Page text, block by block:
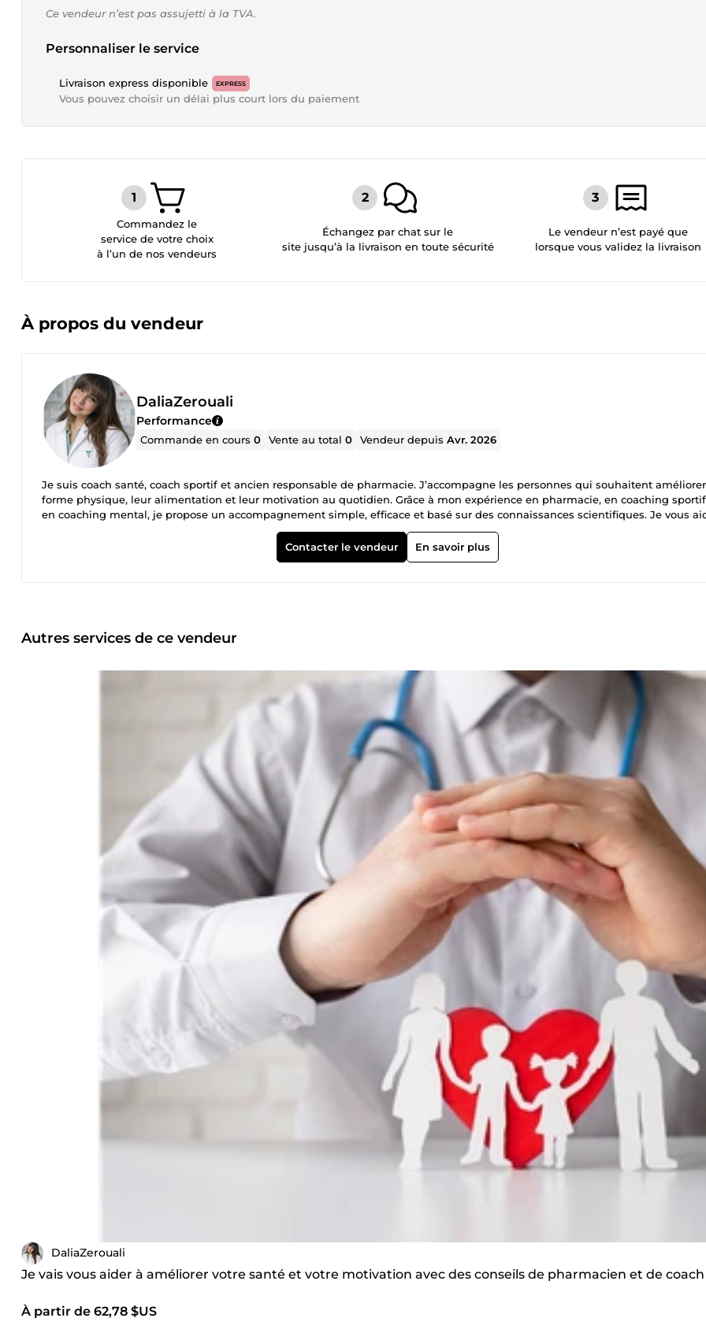
Ce vendeur n’est pas assujetti à la TVA.
Personnaliser le service
Livraison express disponible EXPRESS
Vous pouvez choisir un délai plus court lors du paiement
Commandez le
service de votre choix
à l’un de nos vendeurs
Échangez par chat sur le
site jusqu’à la livraison en toute sécurité
Le vendeur n’est payé que
lorsque vous validez la livraison
À propos du vendeur
DaliaZerouali
Performance
Commande en cours0 Vente au total0 Vendeur depuisAvr. 2026
Je suis coach santé, coach sportif et ancien responsable de pharmacie. J’accompagne les personnes qui souhaitent
forme physique, leur alimentation et leur motivation au quotidien. Grâce à mon expérience en pharmacie, en coaching
en coaching mental, je propose un accompagnement simple, efficace et basé sur des connaissances scientifiques. Je vous
perdre du poids, prendre du muscle, améliorer votre énergie et adopter de meilleures habitudes de vie. Mon objectif est de
proposer des solutions concrètes, personnalisées et faciles à appliquer pour obtenir des résultats durables.
Contacter le vendeur En savoir plus
Autres services de ce vendeur
DaliaZerouali
Je vais vous aider à améliorer votre santé et votre motivation avec des conseils de pharmacien et de coach
À partir de 62,78 $US